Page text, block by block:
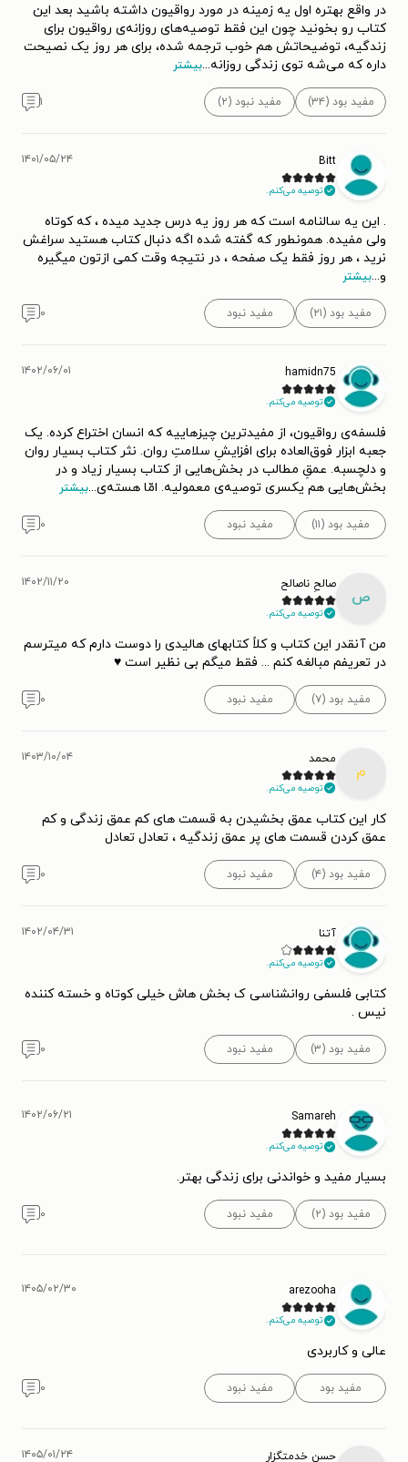
در واقع بهتره اول یه زمینه در مورد رواقیون داشته باشید بعد این
کتاب رو بخونید چون این فقط توصیه‌های روزانه‌ی رواقیون برای
زندگیه، توضیحاتش هم خوب ترجمه شده، برای هر روز یک نصیحت
داره که می‌شه توی زندگی روزانه...بیشتر
مفید بود (۳۴) مفید نبود (۲) ۱
Bitt
توصیه می‌کنم.
۱۴۰۱/۰۵/۲۴
. این یه سالنامه است که هر روز یه درس جدید میده ، که کوتاه
ولی مفیده. همونطور که گفته شده اگه دنبال کتاب هستید سراغش
نرید ، هر روز فقط یک صفحه ، در نتیجه وقت کمی ازتون میگیره
و...بیشتر
مفید بود (۲۱) مفید نبود ۰
hamidn75
توصیه می‌کنم.
۱۴۰۲/۰۶/۰۱
فلسفه‌ی رواقیون، از مفیدترین چیزهاییه که انسان اختراع کرده. یک
جعبه ابزار فوق‌العاده‌ برای افزایشِ سلامتِ روان. نثر کتاب بسیار روان
و دلچسبه. عمقِ مطالب در بخش‌هایی از کتاب بسیار زیاد و در
بخش‌هایی هم یکسری توصیه‌ی معمولیه. امّا هسته‌ی...بیشتر
مفید بود (۱۱) مفید نبود ۰
ص
صالحِ ناصالح
توصیه می‌کنم.
۱۴۰۲/۱۱/۲۰
من آنقدر این کتاب و کلاً کتابهای هالیدی را دوست دارم که میترسم
در تعریفم مبالغه کنم ... فقط میگم بی نظیر است ♥️
مفید بود (۷) مفید نبود ۰
م
محمد
توصیه می‌کنم.
۱۴۰۳/۱۰/۰۴
کار این کتاب عمق بخشیدن به قسمت های کم عمق زندگی و کم
عمق کردن قسمت های پر عمق زندگیه ، تعادل تعادل
مفید بود (۴) مفید نبود ۰
آتنا
توصیه می‌کنم.
۱۴۰۲/۰۴/۳۱
کتابی فلسفی روانشناسی ک بخش هاش خیلی کوتاه و خسته کننده
نیس .
مفید بود (۳) مفید نبود ۰
Samareh
توصیه می‌کنم.
۱۴۰۲/۰۶/۲۱
بسیار مفید و خواندنی برای زندگی بهتر.
مفید بود (۲) مفید نبود ۰
arezooha
توصیه می‌کنم.
۱۴۰۵/۰۲/۳۰
عالی و کاربردی
مفید بود مفید نبود ۰
حسن خدمتگزار ۱۴۰۵/۰۱/۲۴